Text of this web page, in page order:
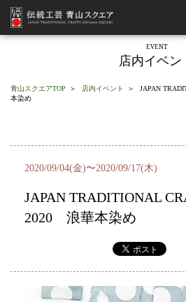
EVENT
店内イベン
青山スクエアTOP 店内イベント
JAPAN
本染め
2020/09/04(金)〜2020/09/17(木)
JAPAN TRADITIONAL
2020 浪華本染め